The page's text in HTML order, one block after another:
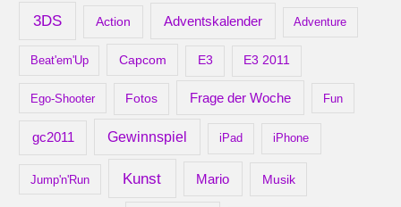
3DS Action Adventskalender Adventure
Beat'em'Up Capcom E3 E3 2011
Ego-Shooter Fotos Frage der Woche Fun
gc2011 Gewinnspiel iPad iPhone
Jump'n'Run Kunst Mario Musik